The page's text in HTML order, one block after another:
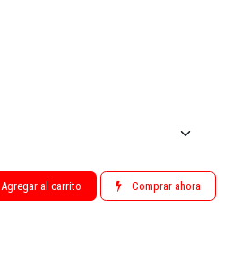
Agregar al carrito Comprar ahora